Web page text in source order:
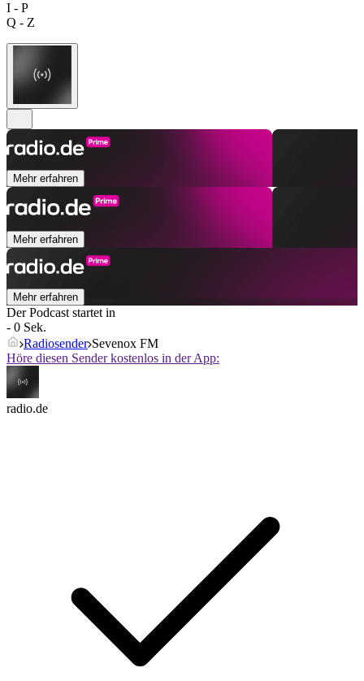
I - P
Q - Z
Mehr erfahren
Mehr erfahren
Mehr erfahren
Der Podcast startet in
- 0 Sek.
Radiosender Sevenox FM
Höre diesen Sender kostenlos in der App:
radio.de